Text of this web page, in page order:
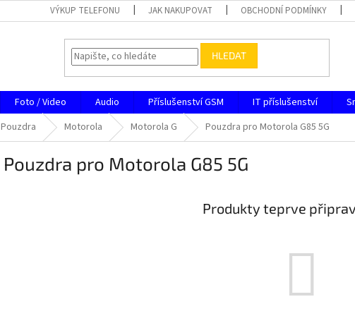
VÝKUP TELEFONU JAK NAKUPOVAT OBCHODNÍ PODMÍNKY
HLEDAT
Foto / Video Audio Příslušenství GSM IT příslušenství
Pouzdra Motorola Motorola G Pouzdra pro Motorola G85 5G
Pouzdra pro Motorola G85 5G
Produkty teprve